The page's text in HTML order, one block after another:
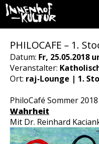
PHILOCAFE – 1.
Datum: Fr, 25.05.2018
Veranstalter:
Ort: raj-Lounge | 1.
PhiloCafé Sommer 2018
Wahrheit
Mit Dr. Reinhard